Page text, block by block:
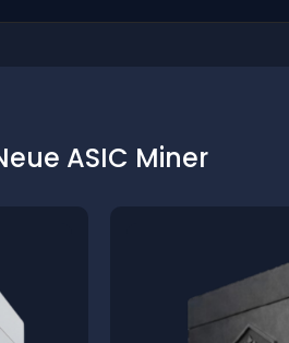
ASIC Miner